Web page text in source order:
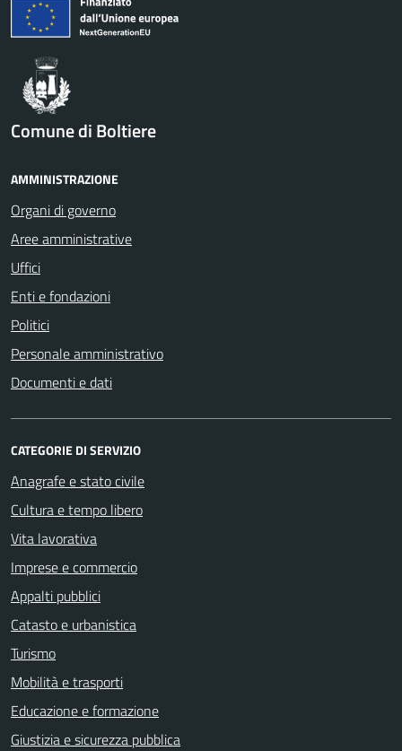
Comune di Boltiere
AMMINISTRAZIONE
Organi di governo
Aree amministrative
Uffici
Enti e fondazioni
Politici
Personale amministrativo
Documenti e dati
CATEGORIE DI SERVIZIO
Anagrafe e stato civile
Cultura e tempo libero
Vita lavorativa
Imprese e commercio
Appalti pubblici
Catasto e urbanistica
Turismo
Mobilità e trasporti
Educazione e formazione
Giustizia e sicurezza pubblica